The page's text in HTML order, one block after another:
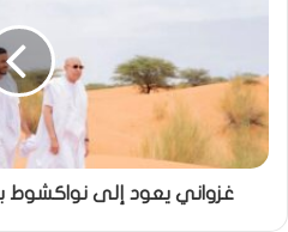
غزواني يعود إلى نواكشوط